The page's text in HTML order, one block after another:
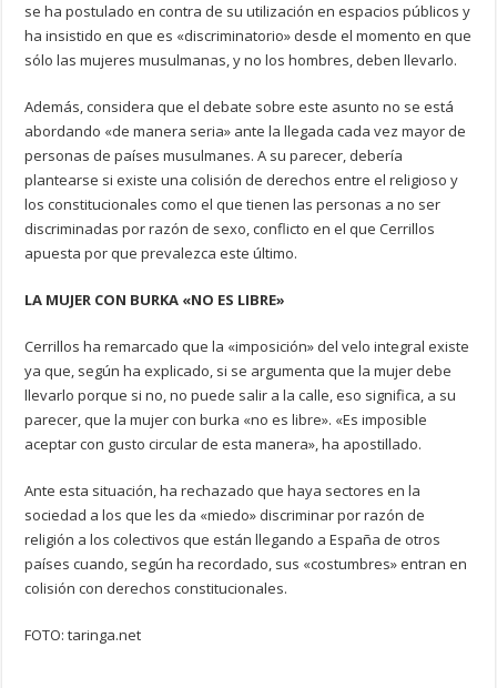
se ha postulado en contra de su utilización en espacios públicos y
ha insistido en que es «discriminatorio» desde el momento en que
sólo las mujeres musulmanas, y no los hombres, deben llevarlo.
Además, considera que el debate sobre este asunto no se está
abordando «de manera seria» ante la llegada cada vez mayor de
personas de países musulmanes. A su parecer, debería
plantearse si existe una colisión de derechos entre el religioso y
los constitucionales como el que tienen las personas a no ser
discriminadas por razón de sexo, conflicto en el que Cerrillos
apuesta por que prevalezca este último.
LA MUJER CON BURKA «NO ES LIBRE»
Cerrillos ha remarcado que la «imposición» del velo integral existe
ya que, según ha explicado, si se argumenta que la mujer debe
llevarlo porque si no, no puede salir a la calle, eso significa, a su
parecer, que la mujer con burka «no es libre». «Es imposible
aceptar con gusto circular de esta manera», ha apostillado.
Ante esta situación, ha rechazado que haya sectores en la
sociedad a los que les da «miedo» discriminar por razón de
religión a los colectivos que están llegando a España de otros
países cuando, según ha recordado, sus «costumbres» entran en
colisión con derechos constitucionales.
FOTO: taringa.net